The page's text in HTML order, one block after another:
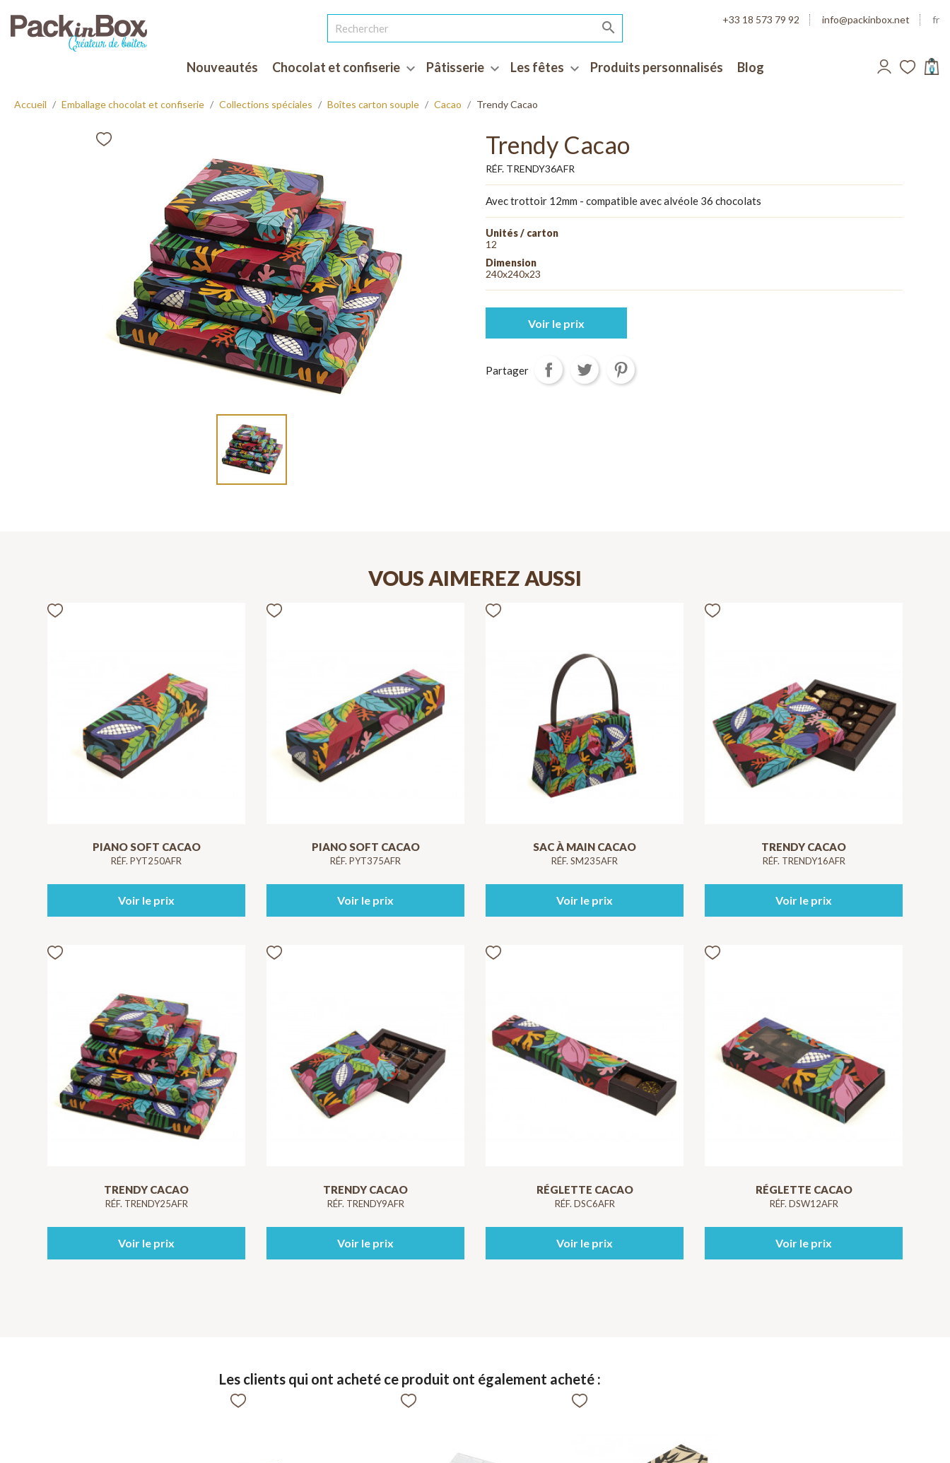
 +33 18 573 79 92 info@packinbox.net fr
Nouveautés Chocolat et confiserie expand_more Pâtisserie expand_more Les fêtes expand_more Produits personnalisés Blog 0
Accueil Emballage chocolat et confiserie Collections spéciales Boîtes carton souple Cacao Trendy Cacao
Trendy Cacao
RÉF. TRENDY36AFR
Avec trottoir 12mm - compatible avec alvéole 36 chocolats
Unités / carton
12
Dimension
240x240x23
Voir le prix
Partager
VOUS AIMEREZ AUSSI
PIANO SOFT CACAO
RÉF. PYT250AFR
Voir le prix
PIANO SOFT CACAO
RÉF. PYT375AFR
Voir le prix
SAC À MAIN CACAO
RÉF. SM235AFR
Voir le prix
TRENDY CACAO
RÉF. TRENDY16AFR
Voir le prix
TRENDY CACAO
RÉF. TRENDY25AFR
Voir le prix
TRENDY CACAO
RÉF. TRENDY9AFR
Voir le prix
RÉGLETTE CACAO
RÉF. DSC6AFR
Voir le prix
RÉGLETTE CACAO
RÉF. DSW12AFR
Voir le prix
Les clients qui ont acheté ce produit ont également acheté :